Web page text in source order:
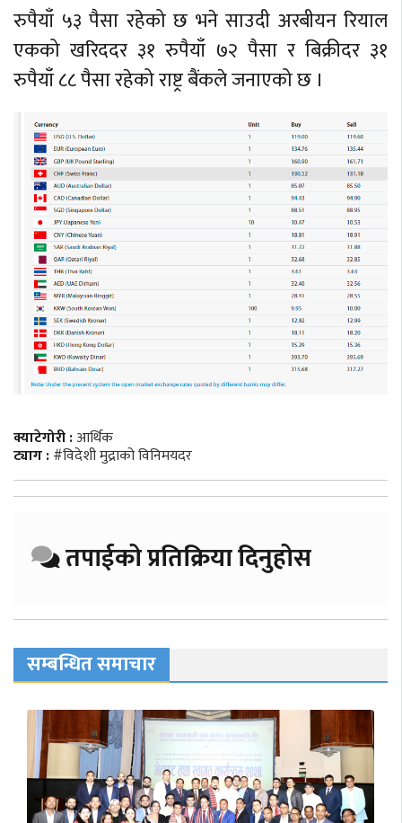
रुपैयाँ ५३ पैसा रहेको छ भने साउदी अरबीयन रियाल
एकको खरिददर ३१ रुपैयाँ ७२ पैसा र बिक्रीदर ३१
रुपैयाँ ८८ पैसा रहेको राष्ट्र बैंकले जनाएको छ ।
क्याटेगोरी :आर्थिक
ट्याग :#विदेशी मुद्राको विनिमयदर
तपाईको प्रतिक्रिया दिनुहोस
सम्बन्धित समाचार